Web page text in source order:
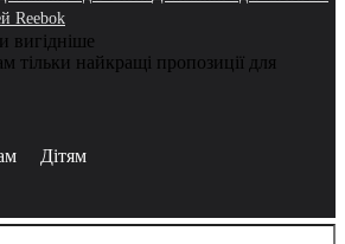
Reebok
вигідніше
тільки найкращі пропозиції для
Дітям